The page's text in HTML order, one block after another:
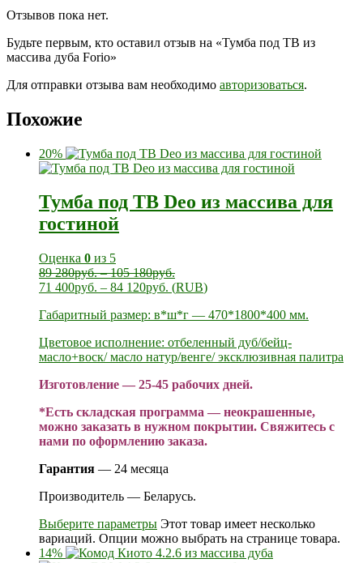
Отзывов пока нет.
Будьте первым, кто оставил отзыв на «Тумба под ТВ из
массива дуба Forio»
Для отправки отзыва вам необходимо авторизоваться.
Похожие
20%
Тумба под ТВ Deo из массива для
гостиной
Оценка 0 из 5
89 280руб.–105 180руб.
71 400руб. – 84 120руб. (RUB)
Габаритный размер: в*ш*г — 470*1800*400 мм.
Цветовое исполнение: отбеленный дуб/бейц-
масло+воск/ масло натур/венге/ эксклюзивная палитра
Изготовление — 25-45 рабочих дней.
*Есть складская программа — неокрашенные,
можно заказать в нужном покрытии. Свяжитесь с
нами по оформлению заказа.
Гарантия — 24 месяца
Производитель — Беларусь.
Выберите параметры Этот товар имеет несколько
вариаций. Опции можно выбрать на странице товара.
14%